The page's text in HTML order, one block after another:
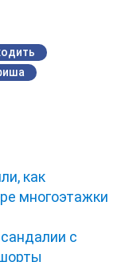
как
многоэтажки
с